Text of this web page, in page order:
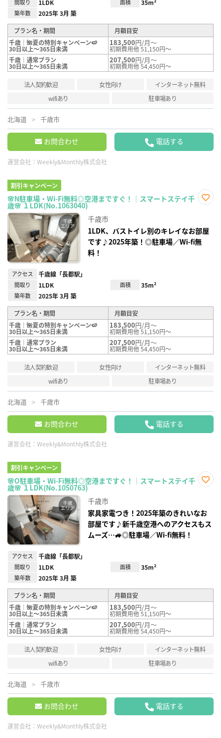
間取り 1LDK 面積 35m²
築年数 2025年 3月 築
プラン名・期間
月額目安
千歳｜🌺夏の特別キャンペーン🍉
30日以上～365日未満
183,500円/月～
初期費用他 51,150円～
千歳｜通常プラン
30日以上～365日未満
207,500円/月～
初期費用他 54,450円～
法人契約歓迎 女性向け
インターネット無料
wifiあり
駐車場あり
北海道 千歳市
お問合わせ 電話する
運営会社： Weekly&Monthly株式会社
割引キャンペーン
🌸N駐車場・Wi-Fi無料◎空港まですぐ！｜スマートステイ千
歳🌸 １LDK(No.1063040)
録
千歳市
1LDK、バストイレ別のキレイなお部屋
です♪2025年築！◎駐車場／Wi-fi無
料！
アクセス 千歳線「長都駅」
間取り 1LDK 面積 35m²
築年数 2025年 3月 築
プラン名・期間
月額目安
千歳｜🌺夏の特別キャンペーン🍉
30日以上～365日未満
183,500円/月～
初期費用他 51,150円～
千歳｜通常プラン
30日以上～365日未満
207,500円/月～
初期費用他 54,450円～
法人契約歓迎 女性向け
インターネット無料
wifiあり
駐車場あり
北海道 千歳市
お問合わせ 電話する
運営会社： Weekly&Monthly株式会社
割引キャンペーン
🌸O駐車場・Wi-Fi無料◎空港まですぐ！｜スマートステイ千
歳🌸 １LDK(No.1050763)
録
千歳市
家具家電つき！2025年築のきれいなお
部屋です♪新千歳空港へのアクセスもス
ムーズ…🚙◎駐車場／Wi-fi無料！
アクセス 千歳線「長都駅」
間取り 1LDK 面積 35m²
築年数 2025年 3月 築
プラン名・期間
月額目安
千歳｜🌺夏の特別キャンペーン🍉
30日以上～365日未満
183,500円/月～
初期費用他 51,150円～
千歳｜通常プラン
30日以上～365日未満
207,500円/月～
初期費用他 54,450円～
法人契約歓迎 女性向け
インターネット無料
wifiあり
駐車場あり
北海道 千歳市
お問合わせ 電話する
運営会社： Weekly&Monthly株式会社